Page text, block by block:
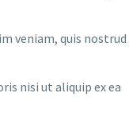
veniam, quis nostrud
nisi ut aliquip ex ea